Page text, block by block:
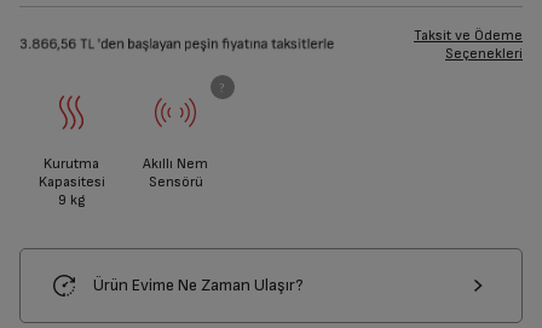
Taksit ve Ödeme
Seçenekleri
Kurutma
Kapasitesi
9 kg
Akıllı Nem
Sensörü
Ürün Evime Ne Zaman Ulaşır?